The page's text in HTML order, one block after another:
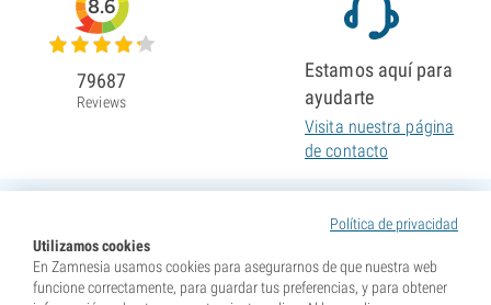
Política de privacidad
Utilizamos cookies
En Zamnesia usamos cookies para asegurarnos de que nuestra web
funcione correctamente, para guardar tus preferencias, y para obtener
8.6
79687
Reviews
Estamos aquí para
ayudarte
Visita nuestra página
de contacto